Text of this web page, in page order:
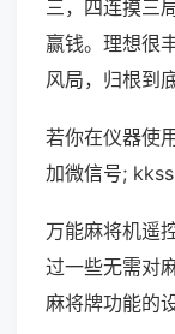
三，四连摸三
赢钱。理想很
风局，归根到
若你在仪器使
加微信号;
万能麻将机遥
过一些无需对
麻将牌功能的